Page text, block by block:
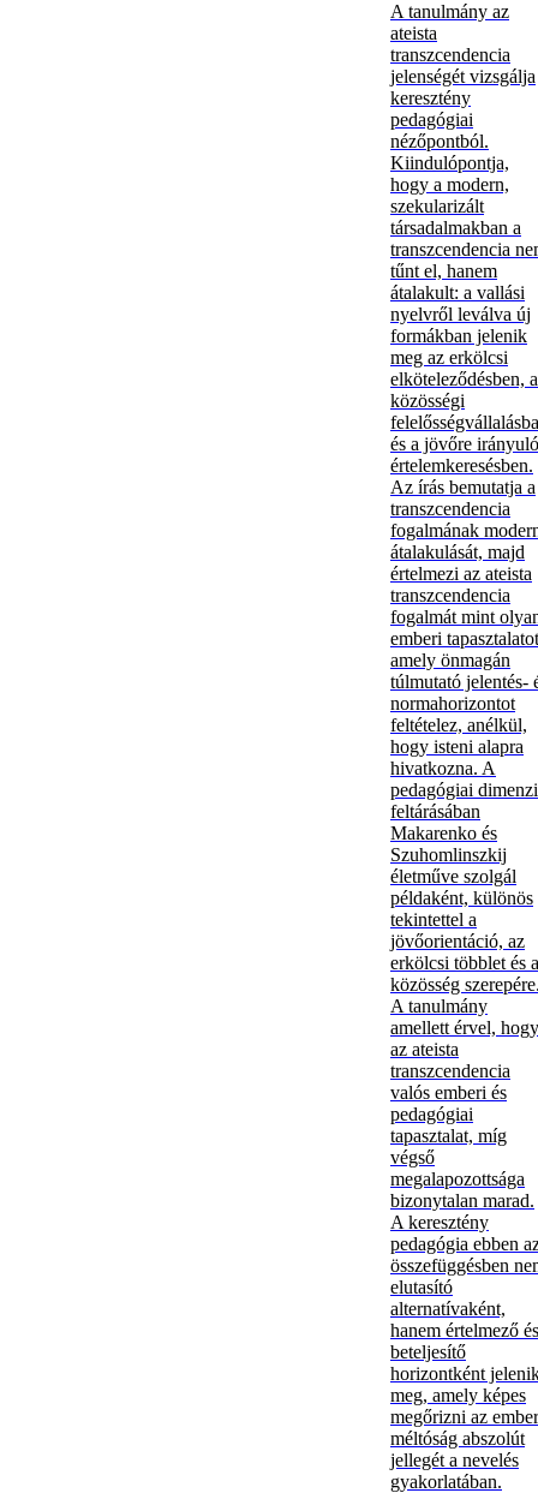
A tanulmány az
ateista
transzcendencia
jelenségét vizsgálja
keresztény
pedagógiai
nézőpontból.
Kiindulópontja,
hogy a modern,
szekularizált
társadalmakban a
transzcendencia
tűnt el, hanem
átalakult: a vallási
nyelvről leválva új
formákban jelenik
meg az erkölcsi
elköteleződésben, a
közösségi
és a jövőre irányuló
értelemkeresésben.
Az írás bemutatja a
transzcendencia
fogalmának
átalakulását, majd
értelmezi az ateista
transzcendencia
fogalmát mint
emberi
amely önmagán
túlmutató jelentés-
normahorizontot
feltételez, anélkül,
hogy isteni alapra
hivatkozna. A
pedagógiai
feltárásában
Makarenko és
Szuhomlinszkij
életműve szolgál
példaként, különös
tekintettel a
jövőorientáció, az
erkölcsi többlet és a
közösség
A tanulmány
amellett érvel, hogy
az ateista
transzcendencia
valós emberi és
pedagógiai
tapasztalat, míg
végső
megalapozottsága
bizonytalan marad.
A keresztény
pedagógia ebben
összefüggésben
elutasító
alternatívaként,
hanem értelmező és
beteljesítő
horizontként
meg, amely képes
megőrizni az
méltóság abszolút
jellegét a nevelés
gyakorlatában.